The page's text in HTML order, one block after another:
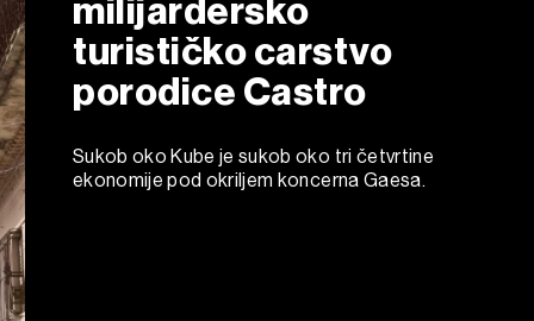
milijardersko
turističko carstvo
porodice Castro
Sukob oko Kube je sukob oko tri četvrtine
ekonomije pod okriljem koncerna Gaesa.